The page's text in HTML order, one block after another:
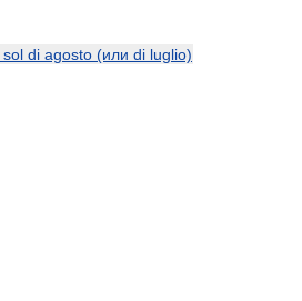
di agosto (или di luglio)